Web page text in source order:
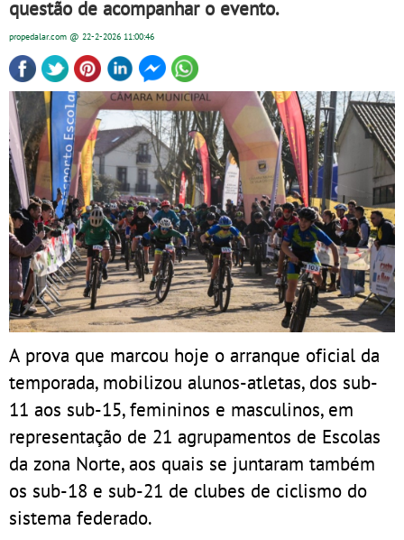
questão de acompanhar o evento.
propedalar.com @ 22-2-2026 11:00:46
A prova que marcou hoje o arranque oficial da
temporada, mobilizou alunos-atletas, dos sub-
11 aos sub-15, femininos e masculinos, em
representação de 21 agrupamentos de Escolas
da zona Norte, aos quais se juntaram também
os sub-18 e sub-21 de clubes de ciclismo do
sistema federado.